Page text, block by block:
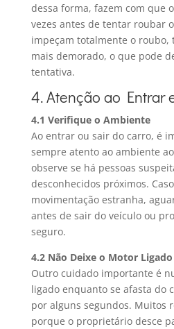
dessa forma, fazem com que
vezes antes de tentar roubar
impeçam totalmente o roubo,
mais demorado, o que pode
tentativa.
4. Atenção ao Entrar
4.1 Verifique o Ambiente
Ao entrar ou sair do carro, é
sempre atento ao ambiente
observe se há pessoas
desconhecidos próximos.
movimentação estranha,
antes de sair do veículo ou
seguro.
4.2 Não Deixe o Motor
Outro cuidado importante é
ligado enquanto se afasta do
por alguns segundos. Muitos
porque o proprietário desce